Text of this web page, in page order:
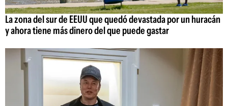
La zona del sur de EEUU que quedó devastada por un huracán
y ahora tiene más dinero del que puede gastar